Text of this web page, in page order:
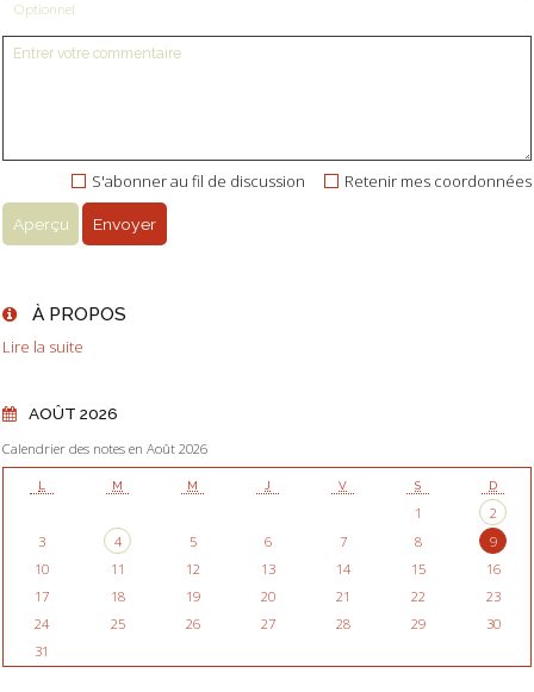
Optionnel
Retenir mes coordonnées
S'abonner au fil de discussion
À PROPOS
Lire la suite
AOÛT 2026
Calendrier des notes en Août 2026
L M M J V S D
1
2
3
4 5 6 7 8
9
10
11 12 13 14 15
16
17
18 19 20 21 22
23
24
25 26 27 28 29
30
31